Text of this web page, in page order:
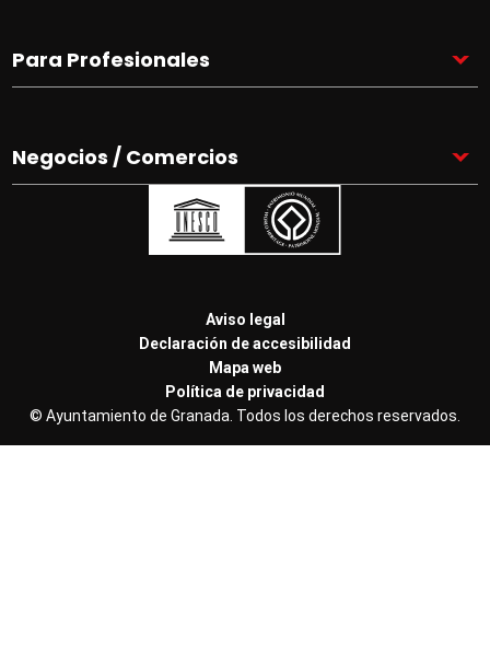
Para Profesionales
Negocios / Comercios
de
Granadatur
Políticas
Aviso legal
Declaración de accesibilidad
Mapa web
Política de privacidad
© Ayuntamiento de Granada. Todos los derechos reservados.